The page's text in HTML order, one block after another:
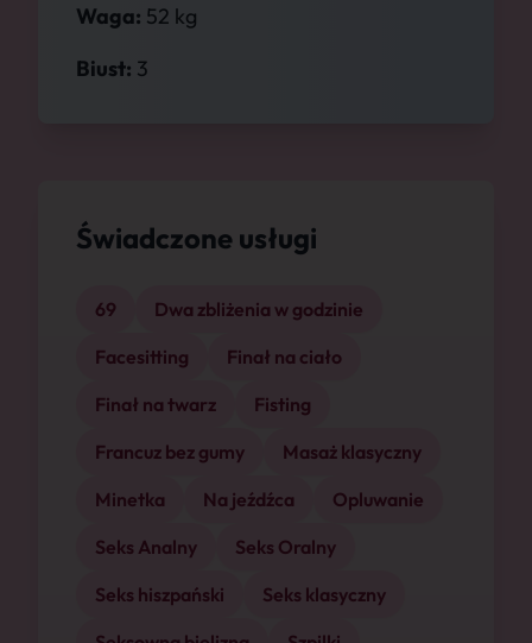
Waga: 52 kg
Biust: 3
Świadczone usługi
69
Dwa zbliżenia w godzinie
Facesitting
Finał na ciało
Finał na twarz
Fisting
Francuz bez gumy
Masaż klasyczny
Minetka
Na jeźdźca
Opluwanie
Seks Analny
Seks Oralny
Seks hiszpański
Seks klasyczny